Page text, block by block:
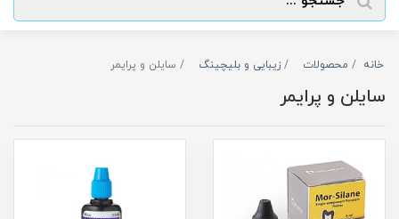
خانه محصولات زیبایی و بلیچینگ سایلن و پرایمر
سایلن و پرایمر